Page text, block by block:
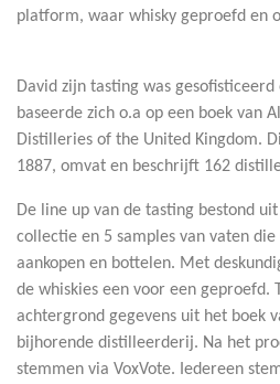
platform, waar whisky geproefd en
David zijn tasting was
baseerde zich o.a op een boek van
Distilleries of the United Kingdom.
1887, omvat en beschrijft 162
De line up van de tasting bestond
collectie en 5 samples van vaten die
aankopen en bottelen. Met
de whiskies een voor een geproefd.
achtergrond gegevens uit het boek
bijhorende distilleerderij. Na het
stemmen via VoxVote. Iedereen